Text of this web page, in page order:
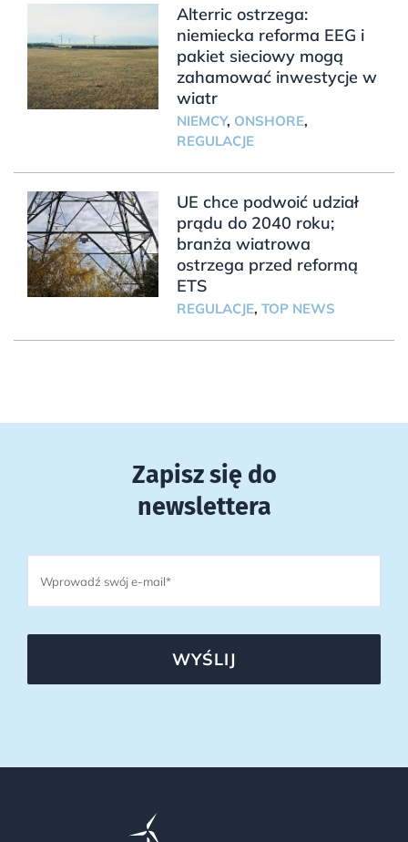
Alterric ostrzega:
niemiecka reforma EEG i
pakiet sieciowy mogą
zahamować inwestycje w
wiatr
NIEMCY, ONSHORE,
REGULACJE
UE chce podwoić udział
prądu do 2040 roku;
branża wiatrowa
ostrzega przed reformą
ETS
REGULACJE, TOP NEWS
Zapisz się do
newslettera
WYŚLIJ